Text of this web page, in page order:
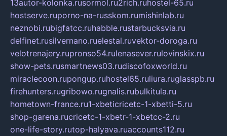
13autor-kolonka.rusormol.ru2rich.ruhostel-65.ru
hostserve.ruporno-na-russkom.rumishinlab.ru
neznobi.rubigfatcc.ruhabble.rustarbucksvia.ru
delfinet.rusilvernano.ruelestal.ruvektor-doroga.ru
velotrenajery.rupronso54.rulenasever.rulovinskix.ru
show-pets.rusmartnews03.rudiscofoxworld.ru
miraclecoon.rupongup.ruhostel65.ruliura.ruglasspb.ru
firehunters.rugribowo.rugnalis.rubulkitula.ru
hometown-france.ru1-xbeticricetc-1-xbetti-5.ru
shop-garena.rucricetc-1-xbetr-1-xbetcc-2.ru
one-life-story.rutop-halyava.ruaccounts112.ru